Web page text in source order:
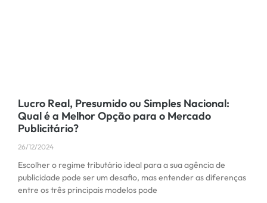
Lucro Real, Presumido ou Simples Nacional:
Qual é a Melhor Opção para o Mercado
Publicitário?
26/12/2024
Escolher o regime tributário ideal para a sua agência de
publicidade pode ser um desafio, mas entender as diferenças
entre os três principais modelos pode